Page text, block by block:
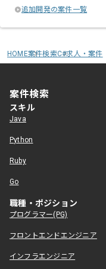
追加開発の案件一覧
HOME案件検索C#求人・案件
案件検索
スキル
Java
Python
Ruby
Go
職種・ポジション
プログラマー(PG)
フロントエンドエンジニア
インフラエンジニア